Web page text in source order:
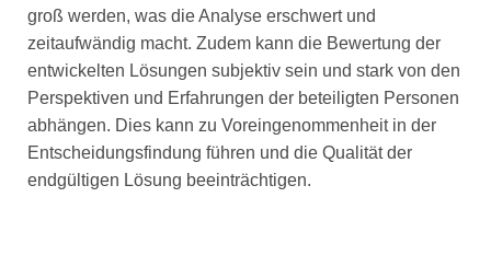
groß werden, was die Analyse erschwert und
zeitaufwändig macht. Zudem kann die Bewertung der
entwickelten Lösungen subjektiv sein und stark von den
Perspektiven und Erfahrungen der beteiligten Personen
abhängen. Dies kann zu Voreingenommenheit in der
Entscheidungsfindung führen und die Qualität der
endgültigen Lösung beeinträchtigen.